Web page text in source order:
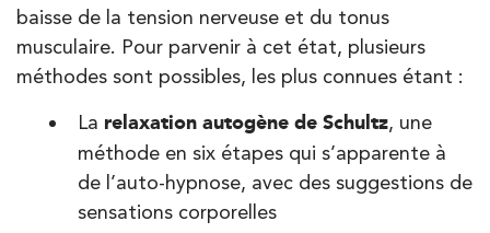
baisse de la tension nerveuse et du tonus
musculaire. Pour parvenir à cet état, plusieurs
méthodes sont possibles, les plus connues étant :
La relaxation autogène de Schultz, une
méthode en six étapes qui s’apparente à
de l’auto-hypnose, avec des suggestions de
sensations corporelles
PRENDRE RDV
IK Paris 6 – Cassette
1 Rue Cassette 75006 Paris
Kinésithérapie